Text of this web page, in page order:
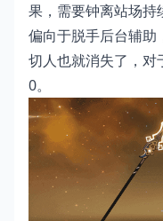
果，需要钟离站场持
偏向于脱手后台辅助
切人也就消失了，对
0。